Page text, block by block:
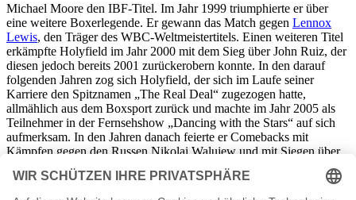
Michael Moore den IBF-Titel. Im Jahr 1999 triumphierte er über
eine weitere Boxerlegende. Er gewann das Match gegen Lennox
Lewis, den Träger des WBC-Weltmeistertitels. Einen weiteren Titel
erkämpfte Holyfield im Jahr 2000 mit dem Sieg über John Ruiz, der
diesen jedoch bereits 2001 zurückerobern konnte. In den darauf
folgenden Jahren zog sich Holyfield, der sich im Laufe seiner
Karriere den Spitznamen „The Real Deal“ zugezogen hatte,
allmählich aus dem Boxsport zurück und machte im Jahr 2005 als
Teilnehmer in der Fernsehshow „Dancing with the Stars“ auf sich
aufmerksam. In den Jahren danach feierte er Comebacks mit
Kämpfen gegen den Russen Nikolai Walujew und mit Siegen über
Brian Nielsen und den Südafrikaner
Francois Botha
Seine eigene Vergangenheit in der sozial benachteiligten